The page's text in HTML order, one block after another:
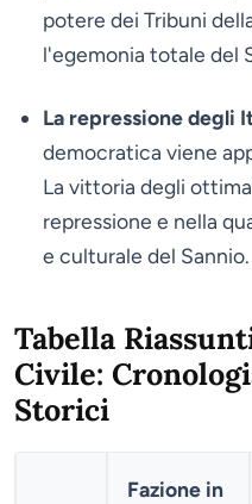
potere dei Tribuni
l'egemonia totale del
La repressione degli
democratica viene
La vittoria degli
repressione e nella
e culturale del Sannio.
Tabella
Civile:
Storici
Fazione in